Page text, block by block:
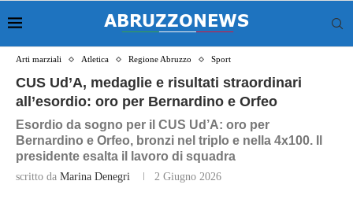
Arti marziali Atletica Regione Abruzzo Sport
CUS Ud’A, medaglie e risultati straordinari
all’esordio: oro per Bernardino e Orfeo
Esordio da sogno per il CUS Ud’A: oro per
Bernardino e Orfeo, bronzi nel triplo e nella 4x100. Il
presidente esalta il lavoro di squadra
scritto da Marina Denegri 2 Giugno 2026